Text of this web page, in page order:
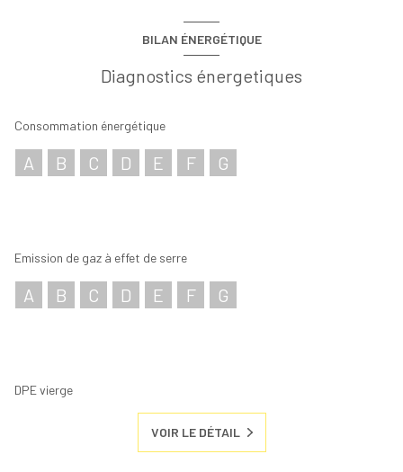
BILAN ÉNERGÉTIQUE
Diagnostics énergetiques
Consommation énergétique
A B C D E F G
Emission de gaz à effet de serre
A B C D E F G
DPE vierge
VOIR LE DÉTAIL